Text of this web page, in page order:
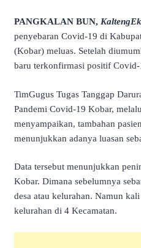
PANGKALAN BUN,
penyebaran Covid-19 di
(Kobar) meluas. Setelah
baru terkonfirmasi positif
TimGugus Tugas Tanggap
Pandemi Covid-19 Kobar,
menyampaikan, tambahan
menunjukkan adanya luasan
Data tersebut menunjukkan
Kobar. Dimana sebelumnya
desa atau kelurahan. Namun
kelurahan di 4 Kecamatan.